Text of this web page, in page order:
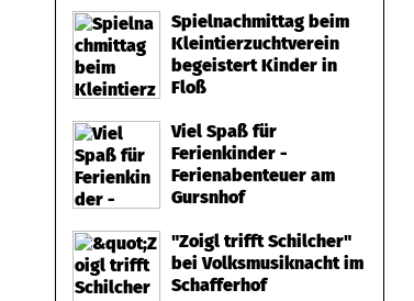
Spielnachmittag beim
Kleintierzuchtverein
begeistert Kinder in
Floß
Viel Spaß für
Ferienkinder -
Ferienabenteuer am
Gursnhof
"Zoigl trifft Schilcher"
bei Volksmusiknacht im
Schafferhof